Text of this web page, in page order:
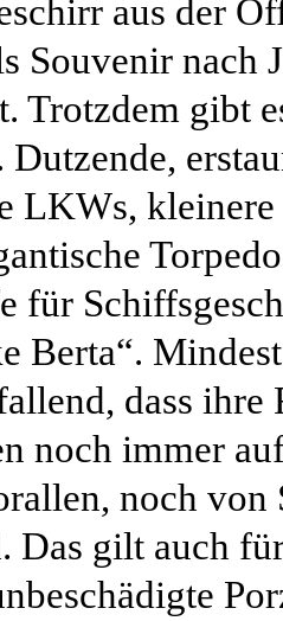
aus der
Souvenir nach
Trotzdem gibt
Dutzende,
LKWs, kleinere
für
Berta“.
dass ihre
noch immer
noch von
Das gilt auch